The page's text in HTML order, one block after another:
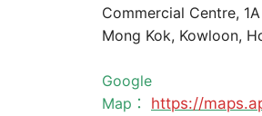
Commercial Centre,
Mong Kok, Kowloon,
Google
Map： https://